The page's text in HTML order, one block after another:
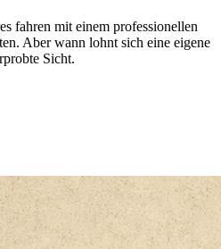
fahren mit einem professionellen
Aber wann lohnt sich eine eigene
Sicht.